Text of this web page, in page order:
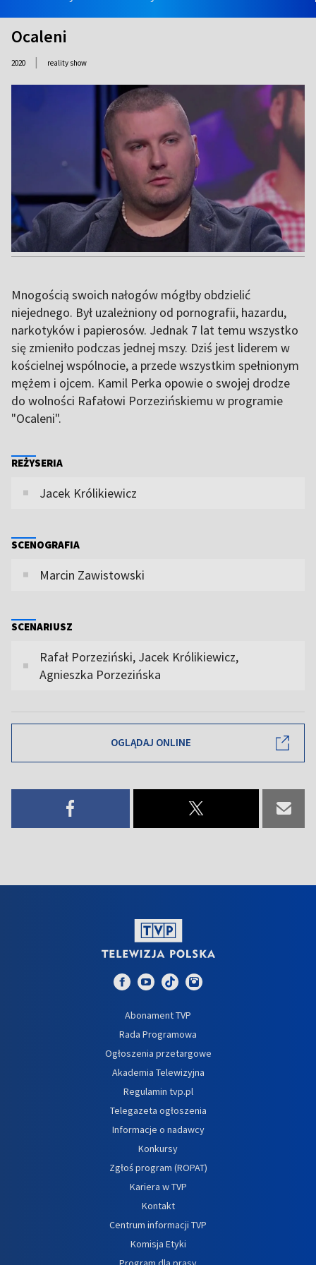
Ocaleni
2020 | reality show
Mnogością swoich nałogów mógłby obdzielić
niejednego. Był uzależniony od pornografii, hazardu,
narkotyków i papierosów. Jednak 7 lat temu wszystko
się zmieniło podczas jednej mszy. Dziś jest liderem w
kościelnej wspólnocie, a przede wszystkim spełnionym
mężem i ojcem. Kamil Perka opowie o swojej drodze
do wolności Rafałowi Porzezińskiemu w programie
"Ocaleni".
REŻYSERIA
Jacek Królikiewicz
SCENOGRAFIA
Marcin Zawistowski
SCENARIUSZ
Rafał Porzeziński, Jacek Królikiewicz,
Agnieszka Porzezińska
OGLĄDAJ ONLINE
Abonament TVP
Rada Programowa
Ogłoszenia przetargowe
Akademia Telewizyjna
Regulamin tvp.pl
Telegazeta ogłoszenia
Informacje o nadawcy
Konkursy
Zgłoś program (ROPAT)
Kariera w TVP
Kontakt
Centrum informacji TVP
Komisja Etyki